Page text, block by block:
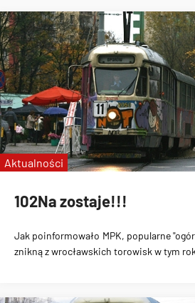
102Na zostaje!!!
Jak poinformowało MPK, popularne
znikną z wrocławskich torowisk w tym
Aktualności